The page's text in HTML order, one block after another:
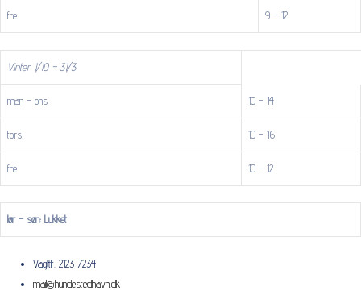
fre 9 – 12
Vinter 1/10 – 31/3
man – ons 10 – 14
tors 10 – 16
fre 10 – 12
lør – søn: Lukket
Vagttlf. 2123 7234
mail@hundestedhavn.dk